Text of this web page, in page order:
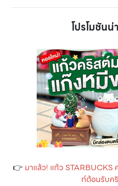
โปรโมชันน่
👉 มาแล้ว! แก้ว STARBUCKS
ท์ต้อนรับค